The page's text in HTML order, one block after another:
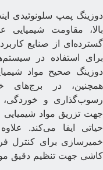
بالا، مقاومت
از صنایع
برای استفاده در
دوزینگ صحیح مواد
همچنین، در برج‌های
جهت تزریق مواد شیمیایی
حیاتی ایفا می‌کند.
خمیرسازی برای کنترل
کاشی جهت تنظیم دقیق